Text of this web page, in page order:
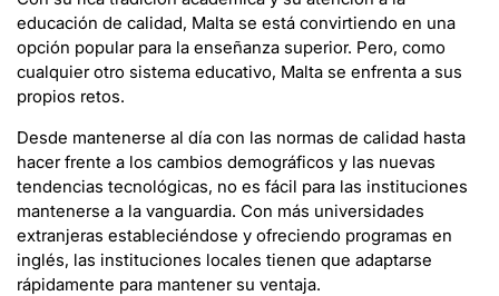
educación de calidad, Malta se está convirtiendo en una
opción popular para la enseñanza superior. Pero, como
cualquier otro sistema educativo, Malta se enfrenta a sus
propios retos.
Desde mantenerse al día con las normas de calidad hasta
hacer frente a los cambios demográficos y las nuevas
tendencias tecnológicas, no es fácil para las instituciones
mantenerse a la vanguardia. Con más universidades
extranjeras estableciéndose y ofreciendo programas en
inglés, las instituciones locales tienen que adaptarse
rápidamente para mantener su ventaja.